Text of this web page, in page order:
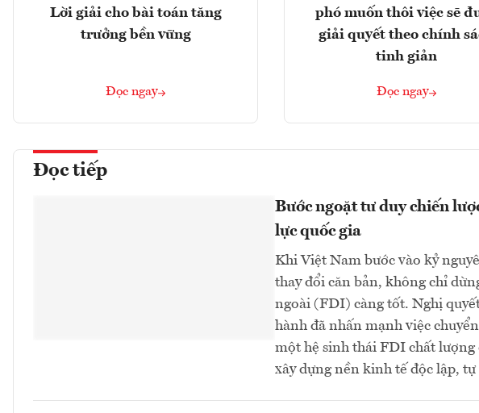
Lời giải cho bài toán tăng
trưởng bền vững
Đọc ngay
phó muốn thôi việc sẽ
giải quyết theo chính
tinh giản
Đọc ngay
Đọc tiếp
Bước ngoặt tư duy chiến
lực quốc gia
Khi Việt Nam bước vào kỷ
thay đổi căn bản, không chỉ
ngoài (FDI) càng tốt. Nghị
hành đã nhấn mạnh việc
một hệ sinh thái FDI chất lượng
xây dựng nền kinh tế độc lập,